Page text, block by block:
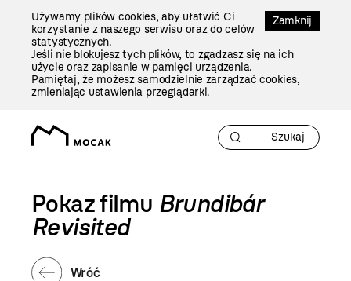
Zamknij
Używamy plików cookies, aby ułatwić Ci
korzystanie z naszego serwisu oraz do celów
statystycznych.
Jeśli nie blokujesz tych plików, to zgadzasz się na ich
użycie oraz zapisanie w pamięci urządzenia.
Pamiętaj, że możesz samodzielnie zarządzać cookies,
zmieniając ustawienia przeglądarki.
Pokaz filmu Brundibár
Revisited
Wróć